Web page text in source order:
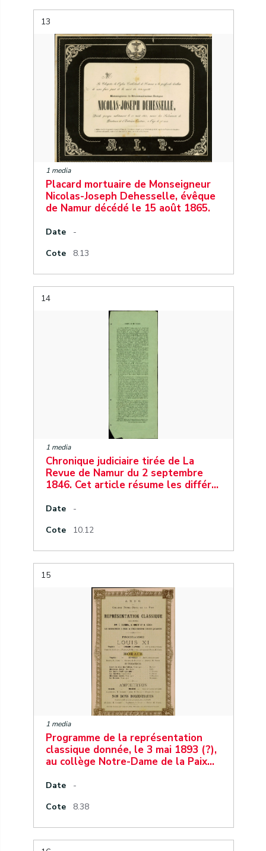
13
1 media
Placard mortuaire de Monseigneur
Nicolas-Joseph Dehesselle, évêque
de Namur décédé le 15 août 1865.
Date
-
Cote
8.13
14
1 media
Chronique judiciaire tirée de La
Revue de Namur du 2 septembre
1846. Cet article résume les différ…
Date
-
Cote
10.12
15
1 media
Programme de la représentation
classique donnée, le 3 mai 1893 (?),
au collège Notre-Dame de la Paix…
Date
-
Cote
8.38